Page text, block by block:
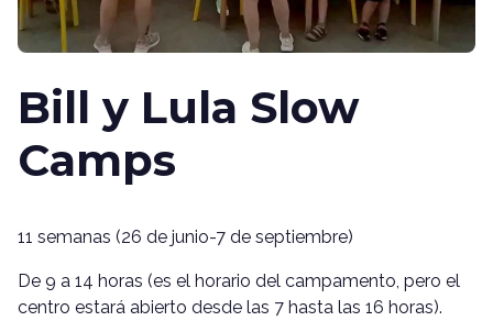
Bill y Lula Slow
Camps
11 semanas (26 de junio-7 de septiembre)
De 9 a 14 horas (es el horario del campamento, pero el
centro estará abierto desde las 7 hasta las 16 horas).